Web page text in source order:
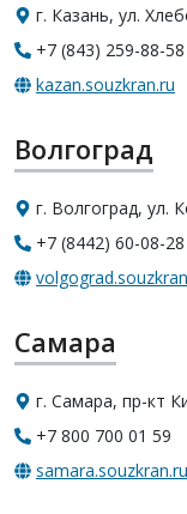
г. Казань, ул.
+7 (843) 259-88-58
kazan.souzkran.ru
Волгоград
г. Волгоград, ул.
+7 (8442) 60-08-28
Самара
г. Самара, пр-кт
+7 800 700 01 59
samara.souzkran.ru